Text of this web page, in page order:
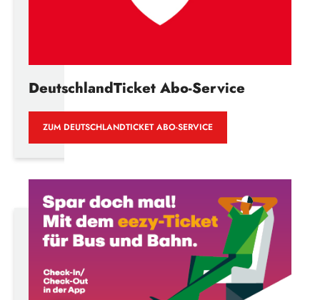
DeutschlandTicket Abo-Service
ZUM DEUTSCHLANDTICKET ABO-SERVICE